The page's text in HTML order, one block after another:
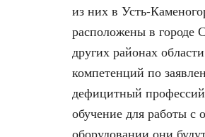
из них в Усть-
расположены в городе
других районах
компетенций по
дефицитный
обучение для работы с